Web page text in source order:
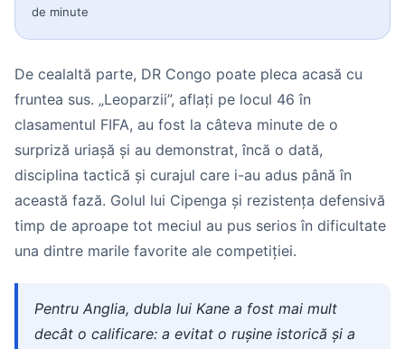
de minute
De cealaltă parte, DR Congo poate pleca acasă cu
fruntea sus. „Leoparzii”, aflați pe locul 46 în
clasamentul FIFA, au fost la câteva minute de o
surpriză uriașă și au demonstrat, încă o dată,
disciplina tactică și curajul care i-au adus până în
această fază. Golul lui Cipenga și rezistența defensivă
timp de aproape tot meciul au pus serios în dificultate
una dintre marile favorite ale competiției.
Pentru Anglia, dubla lui Kane a fost mai mult
decât o calificare: a evitat o rușine istorică și a